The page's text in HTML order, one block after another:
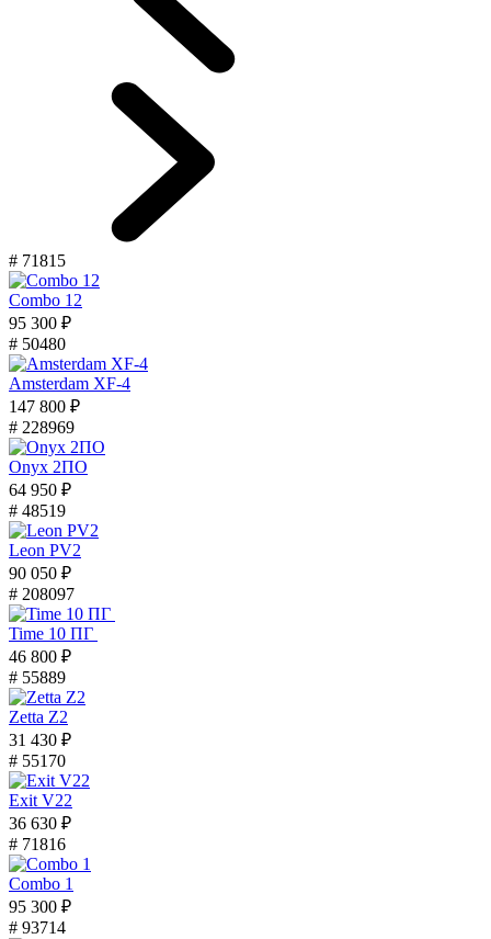
# 71815
Combo 12
95 300 ₽
# 50480
Amsterdam XF-4
147 800 ₽
# 228969
Onyx 2ПО
64 950 ₽
# 48519
Leon PV2
90 050 ₽
# 208097
Time 10 ПГ
46 800 ₽
# 55889
Zetta Z2
31 430 ₽
# 55170
Exit V22
36 630 ₽
# 71816
Combo 1
95 300 ₽
# 93714